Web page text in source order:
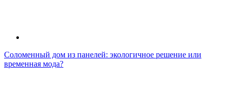
Соломенный дом из панелей: экологичное решение или
временная мода?